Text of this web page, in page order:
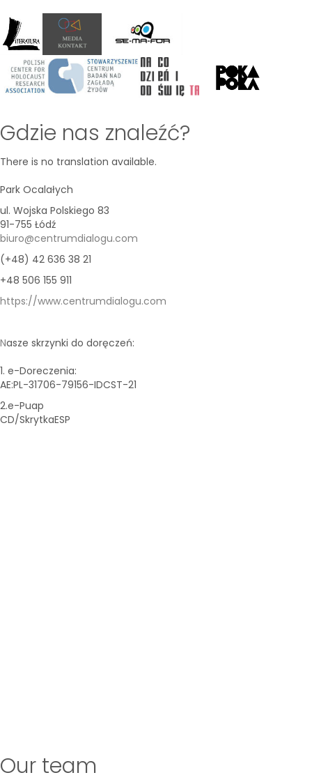
Gdzie nas znaleźć?
There is no translation available.
Park Ocalałych
ul. Wojska Polskiego 83
91-755 Łódź
biuro@centrumdialogu.com
(+48) 42 636 38 21
+48 506 155 911
https://www.centrumdialogu.com
Nasze skrzynki do doręczeń:
1. e-Doreczenia:
AE:PL-31706-79156-IDCST-21
2.e-Puap
CD/SkrytkaESP
Our team